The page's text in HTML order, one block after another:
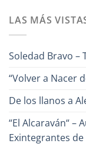
Alfredo
en
¿Conoces
el
la
LAS MÁS
Soledad Bravo –
“Volver a Nacer
De los llanos a
“El Alcaraván“ –
Exintegrantes de